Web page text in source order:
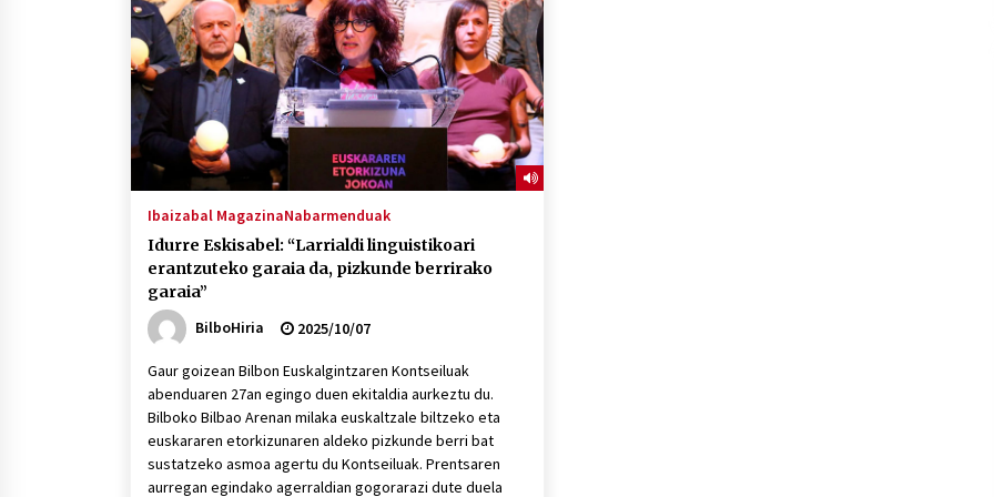
protagonista
2026/07/16
POTTO: San Pedro jaietako bertso-
saioa
2026/07/09
Auritz Iñurrietaren margoak
ikusgai Uribitarte40 aretoan
Ibaizabal MagazinaNabarmenduak
Idurre Eskisabel: “Larrialdi linguistikoari
erantzuteko garaia da, pizkunde berrirako
garaia”
BilboHiria
2025/10/07
Gaur goizean Bilbon Euskalgintzaren Kontseiluak
abenduaren 27an egingo duen ekitaldia aurkeztu du.
Bilboko Bilbao Arenan milaka euskaltzale biltzeko eta
euskararen etorkizunaren aldeko pizkunde berri bat
sustatzeko asmoa agertu du Kontseiluak. Prentsaren
aurregan egindako agerraldian gogorarazi dute duela